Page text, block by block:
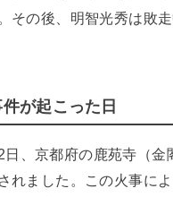
その後、明智光秀は敗
が起こった日
、京都府の鹿苑寺（
れました。この火事に